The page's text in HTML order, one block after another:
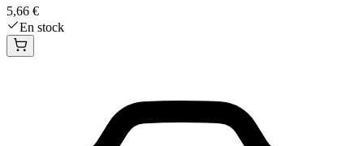
5,66 €
En stock